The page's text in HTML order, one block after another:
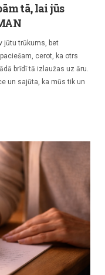
tā, lai jūs
jūtu trūkums, bet
cerot, ka otrs
brīdī tā izlaužas uz āru.
un sajūta, ka mūs tik un